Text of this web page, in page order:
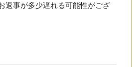
返事が多少遅れる可能性がござ